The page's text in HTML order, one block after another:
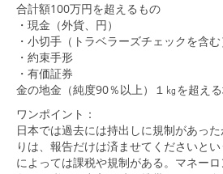
合計額100万円を超えるもの
・現金（外貨、円）
・小切手（トラベラーズチェックを含む
・約束手形
・有価証券
金の地金（純度90％以上）１㎏を超え
ワンポイント：
日本では過去には持出しに規制があっ
りは、報告だけは済ませてくださいと
によっては課税や規制がある。マネー